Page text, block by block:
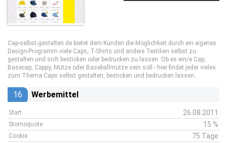
Cap-selbst-gestalten.de bietet dem Kunden die Möglichkeit durch ein eigenes
Design-Programm viele Caps, T-Shirts und andere Textilien selbst zu
gestalten und sich besticken oder bedrucken zu lassen. Ob es ein/e Cap,
Basecap, Cappy, Mütze oder Baseballmütze sein soll - hier findet jeder vieles
zum Thema Caps selbst gestalten, besticken und bedrucken lassen.
16 Werbemittel
Start 26.08.2011
Stornoquote 15 %
Cookie 75 Tage